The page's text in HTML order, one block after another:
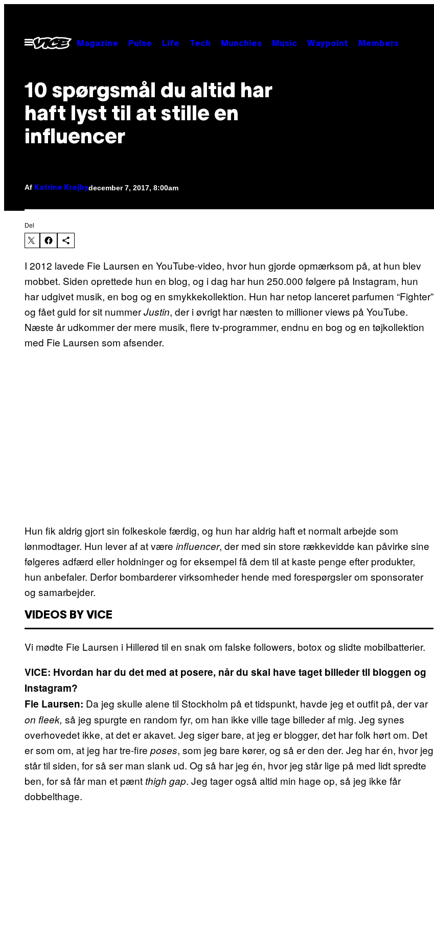
indhold
Åbn
Menu
Magazine Pulse Life Tech Munchies Music Waypoint Members
10 spørgsmål du altid har
haft lyst til at stille en
influencer
Af Katrine Krøjbydecember 7, 2017, 8:00am
Del
I 2012 lavede Fie Laursen en YouTube-video, hvor hun gjorde opmærksom på, at hun blev
mobbet. Siden oprettede hun en blog, og i dag har hun 250.000 følgere på Instagram, hun
har udgivet musik, en bog og en smykkekollektion. Hun har netop lanceret parfumen “Fighter”
og fået guld for sit nummerJustin, der i øvrigt har næsten to millioner views på YouTube.
Næste år udkommer der mere musik, flere tv-programmer, endnu en bog og en tøjkollektion
med Fie Laursen som afsender.
Hun fik aldrig gjort sin folkeskole færdig, og hun har aldrig haft et normalt arbejde som
lønmodtager. Hun lever af at være influencer, der med sin store rækkevidde kan påvirke sine
følgeres adfærd eller holdninger og for eksempel få dem til at kaste penge efter produkter,
hun anbefaler. Derfor bombarderer virksomheder hende med forespørgsler om sponsorater
og samarbejder.
VIDEOS BY VICE
Vi mødte Fie Laursen i Hillerød til en snak om falske followers, botox og slidte mobilbatterier.
VICE: Hvordan har du det med at posere, når du skal have taget billeder til bloggen og
Instagram?
Fie Laursen: Da jeg skulle alene til Stockholm på et tidspunkt, havde jeg et outfit på, der var
on fleek, så jeg spurgte en random fyr, om han ikke ville tage billeder af mig. Jeg synes
overhovedet ikke, at det er akavet. Jeg siger bare, at jeg er blogger, det har folk hørt om. Det
er som om, at jeg har tre-fire poses, som jeg bare kører, og så er den der. Jeg har én, hvor jeg
står til siden, for så ser man slank ud. Og så har jeg én, hvor jeg står lige på med lidt spredte
ben, for så får man et pænt thigh gap. Jeg tager også altid min hage op, så jeg ikke får
dobbelthage.